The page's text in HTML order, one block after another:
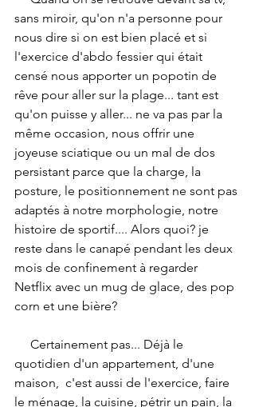
sans miroir, qu'on n'a personne pour
nous dire si on est bien placé et si
l'exercice d'abdo fessier qui était
censé nous apporter un popotin de
rêve pour aller sur la plage... tant est
qu'on puisse y aller... ne va pas par la
même occasion, nous offrir une
joyeuse sciatique ou un mal de dos
persistant parce que la charge, la
posture, le positionnement ne sont pas
adaptés à notre morphologie, notre
histoire de sportif.... Alors quoi? je
reste dans le canapé pendant les deux
mois de confinement à regarder
Netflix avec un mug de glace, des pop
corn et une bière?
quotidien d'un appartement, d'une
maison,  c'est aussi de l'exercice, faire
le ménage, la cuisine, pétrir un pain, la